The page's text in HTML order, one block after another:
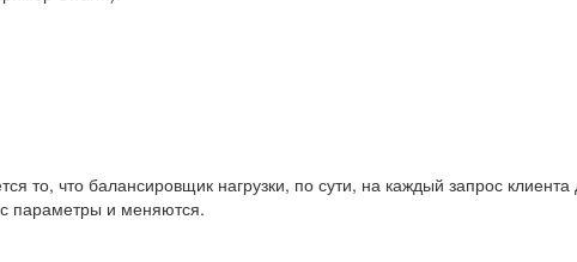
то, что балансировщик нагрузки, по сути, на каждый запрос
параметры и меняются.